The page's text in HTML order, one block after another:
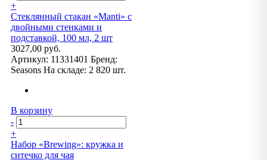
+
Стеклянный стакан «Manti» с
двойными стенками и
подставкой, 100 мл, 2 шт
3027,00 руб.
Артикул: 11331401 Бренд:
Seasons На складе: 2 820 шт.
В корзину
-
+
Набор «Brewing»: кружка и
ситечко для чая